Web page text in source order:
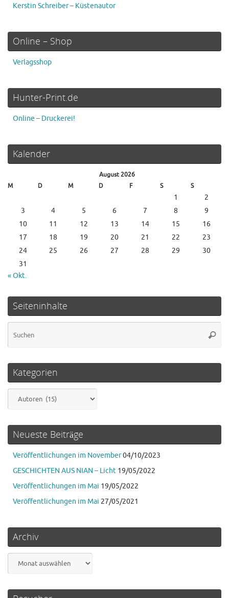
Kerstin Schreiber – Küstenautor
Online – Shop
Verlagsshop
Hunter-Print.de
Online – Druckerei!
Kalender
August 2026
M
D M D F S S
1
2
3
4 5 6 7 8
9
10
11 12 13 14 15
16
17
18 19 20 21 22
23
24
25 26 27 28 29
30
31
« Okt.
Seiteninhalte
Kategorien
Neueste Beiträge
Veröffentlichungen im November04/10/2023
GESCHICHTEN AUS NIAN – Licht 19/05/2022
Veröffentlichungen im Mai 19/05/2022
Veröffentlichungen im Mai 27/05/2021
Archiv